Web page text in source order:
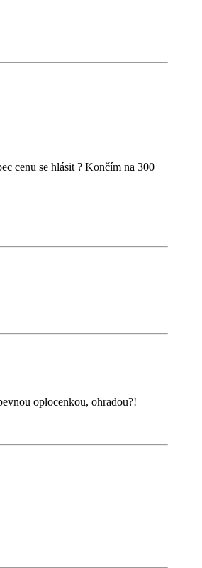
cenu se hlásit ? Končím na 300
oplocenkou, ohradou?!